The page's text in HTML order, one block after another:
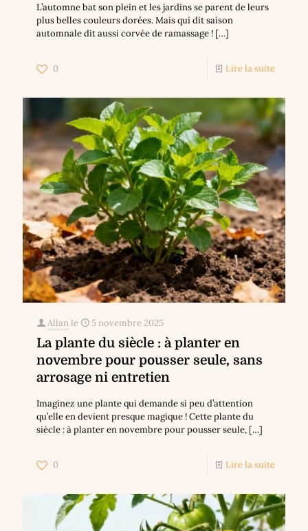
L’automne bat son plein et les jardins se parent de leurs
plus belles couleurs dorées. Mais qui dit saison
automnale dit aussi corvée de ramassage ! […]
0 Lire la suite
Allan le 5 novembre 2025
La plante du siècle : à planter en
novembre pour pousser seule, sans
arrosage ni entretien
Imaginez une plante qui demande si peu d’attention
qu’elle en devient presque magique ! Cette plante du
siècle : à planter en novembre pour pousser seule, […]
0 Lire la suite